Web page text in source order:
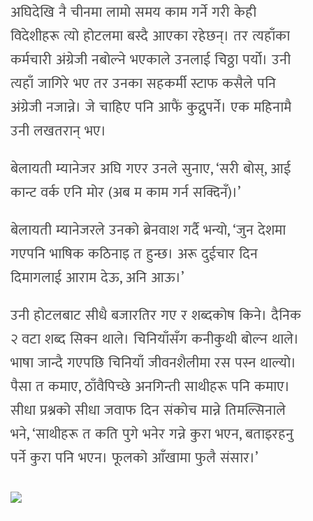
अघिदेखि नै चीनमा लामो समय काम गर्ने गरी केही
विदेशीहरू त्यो होटलमा बस्दै आएका रहेछन्। तर त्यहाँका
कर्मचारी अंग्रेजी नबोल्ने भएकाले उनलाई चिठ्ठा पर्यो। उनी
त्यहाँ जागिरे भए तर उनका सहकर्मी स्टाफ कसैले पनि
अंग्रेजी नजान्ने। जे चाहिए पनि आफैं कुद्नुपर्ने। एक महिनामै
उनी लखतरान् भए।
बेलायती म्यानेजर अघि गएर उनले सुनाए, ‘सरी बोस्, आई
कान्ट वर्क एनि मोर (अब म काम गर्न सक्दिनँ)।’
बेलायती म्यानेजरले उनको ब्रेनवाश गर्दै भन्यो, ‘जुन देशमा
गएपनि भाषिक कठिनाइ त हुन्छ। अरू दुईचार दिन
दिमागलाई आराम देऊ, अनि आऊ।’
उनी होटलबाट सीधै बजारतिर गए र शब्दकोष किने। दैनिक
२ वटा शब्द सिक्न थाले। चिनियाँसँग कनीकुथी बोल्न थाले।
भाषा जान्दै गएपछि चिनियाँ जीवनशैलीमा रस पस्न थाल्यो।
पैसा त कमाए, ठाँवैपिच्छे अनगिन्ती साथीहरू पनि कमाए।
सीधा प्रश्नको सीधा जवाफ दिन संकोच मान्ने तिमल्सिनाले
भने, ‘साथीहरू त कति पुगे भनेर गन्ने कुरा भएन, बताइरहनु
पर्ने कुरा पनि भएन। फूलको आँखामा फुलै संसार।’